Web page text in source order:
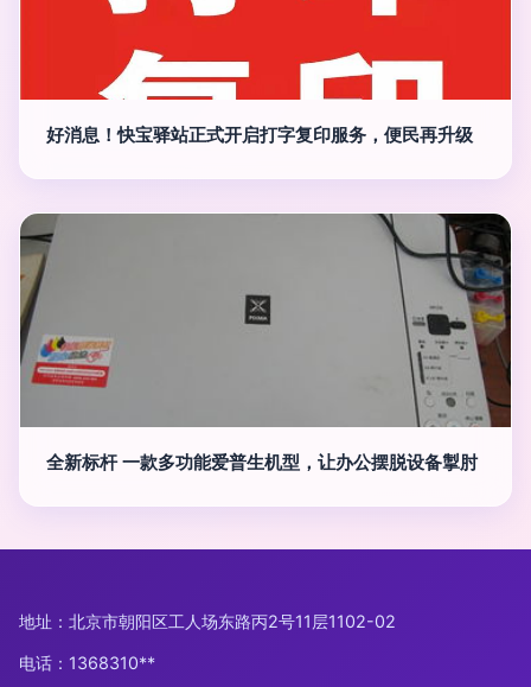
好消息！快宝驿站正式开启打字复印服务，便民再升级
全新标杆 一款多功能爱普生机型，让办公摆脱设备掣肘
地址：北京市朝阳区工人场东路丙2号11层1102-02
电话：1368310**